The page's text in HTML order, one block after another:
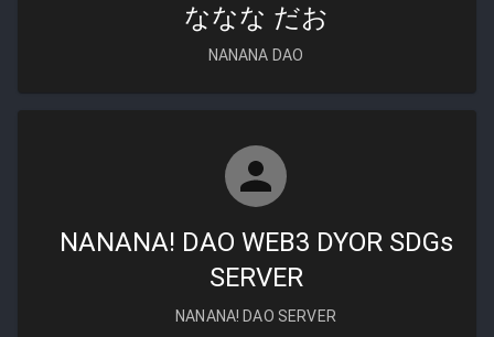
ななな だお
NANANA DAO
NANANA! DAO WEB3 DYOR SDGs
SERVER
NANANA! DAO SERVER